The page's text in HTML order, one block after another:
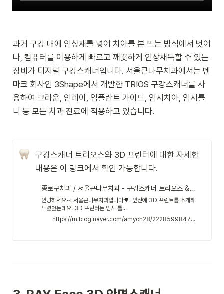
과거 구강 내에 인상재를 넣어 치아를 본 뜨는 방식에서 벗어
나, 컴퓨터를 이용하게 빠르고 깨끗하게 인상채득할 수 있는
장비가 디지털 구강스캐너입니다. 서울큰나무치과에서는 덴
마크 회사인 3Shape에서 개발한 TRIOS 구강스캐너를 사
용하여 크라운, 인레이, 임플란트 가이드, 임시치아, 임시틀
니 등 모든 치과 진료에 적용하고 있습니다.
구강스캐너 트리오스와 3D 프린터에 대한 자세한
내용은 이 링크에서 확인 가능합니다.
종로구치과 / 서울큰나무치과 - 구강스캐너 트리오스 & 3D 프린터
안녕하세요~! 서울큰나무치과입니다🌳. 앞전에 3D 프린트를 소개해
드렸었는데요. 3D 프린터는 임시 틀...
https://m.blog.naver.com/amyoh28/222859984710